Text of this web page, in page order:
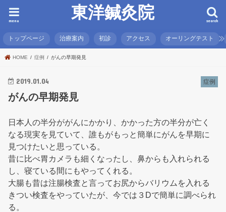
東洋鍼灸院 search
menu
トップページ 治療案内 初診 アクセス オーリングテスト
HOME 症例 がんの早期発見
症例
2019.01.04
がんの早期発見
日本人の半分ががんにかかり、かかった方の半分が亡く
なる現実を見ていて、誰もがもっと簡単にがんを早期に
見つけたいと思っている。
昔に比べ胃カメラも細くなったし、鼻からも入れられる
し、寝ている間にもやってくれる。
大腸も昔は注腸検査と言ってお尻からバリウムを入れる
きつい検査をやっていたが、今では３Dで簡単に調べられ
る。